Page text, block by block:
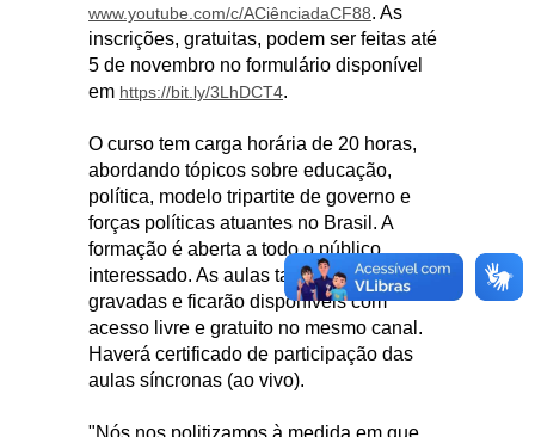
www.youtube.com/c/ACiênciadaCF88. As
inscrições, gratuitas, podem ser feitas até
5 de novembro no formulário disponível
em https://bit.ly/3LhDCT4.
O curso tem carga horária de 20 horas,
abordando tópicos sobre educação,
política, modelo tripartite de governo e
forças políticas atuantes no Brasil. A
formação é aberta a todo o público
interessado. As aulas também serão
gravadas e ficarão disponíveis com
acesso livre e gratuito no mesmo canal.
Haverá certificado de participação das
aulas síncronas (ao vivo).